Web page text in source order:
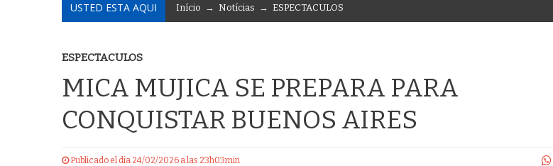
USTED ESTA AQUI Início → Notícias → ESPECTACULOS
ESPECTACULOS
MICA MUJICA SE PREPARA PARA
CONQUISTAR BUENOS AIRES
Publicado el dia 24/02/2026 a las 23h03min